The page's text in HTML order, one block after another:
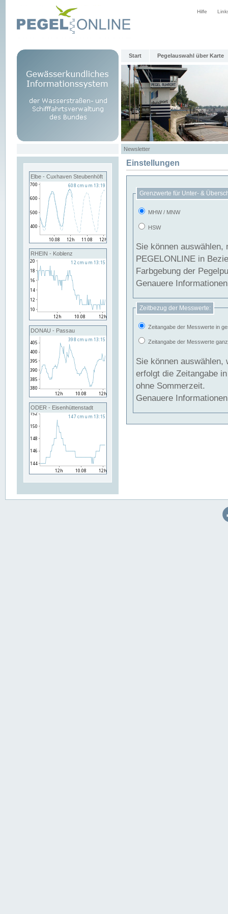
Hilfe
Start Pegelauswahl über Karte
Newsletter
Elbe - Cuxhaven Steubenhöft
RHEIN - Koblenz
DONAU - Passau
ODER - Eisenhüttenstadt
Einstellungen
Grenzwerte für Unter- &
MHW / MNW
HSW
Sie können
PEGELONLINE in Beziehung
Farbgebung der
Genauere
Zeitbezug der Messwerte:
Zeitangabe der Messwerte in
Zeitangabe der Messwerte
Sie können auswählen,
erfolgt die Zeitangabe
ohne Sommerzeit.
Genauere